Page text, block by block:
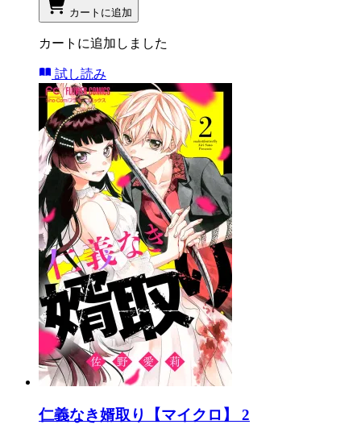
カートに追加
カートに追加しました
試し読み
仁義なき婿取り【マイクロ】 2